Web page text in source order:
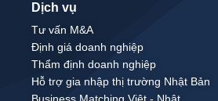
Dịch vụ
Tư vấn M&A
Định giá doanh nghiệp
Thẩm định doanh nghiệp
Hỗ trợ gia nhập thị trường Nhật Bản